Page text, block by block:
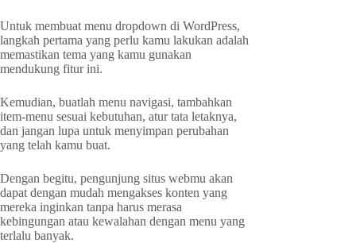
Untuk membuat menu dropdown di WordPress,
langkah pertama yang perlu kamu lakukan adalah
memastikan tema yang kamu gunakan
mendukung fitur ini.
Kemudian, buatlah menu navigasi, tambahkan
item-menu sesuai kebutuhan, atur tata letaknya,
dan jangan lupa untuk menyimpan perubahan
yang telah kamu buat.
Dengan begitu, pengunjung situs webmu akan
dapat dengan mudah mengakses konten yang
mereka inginkan tanpa harus merasa
kebingungan atau kewalahan dengan menu yang
terlalu banyak.